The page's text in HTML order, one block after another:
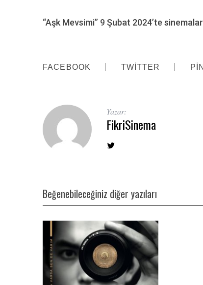
“Aşk Mevsimi” 9 Şubat 2024’te
FACEBOOK TWITTER
Yazar:
FikriSinema
Beğenebileceğiniz diğer yazıları